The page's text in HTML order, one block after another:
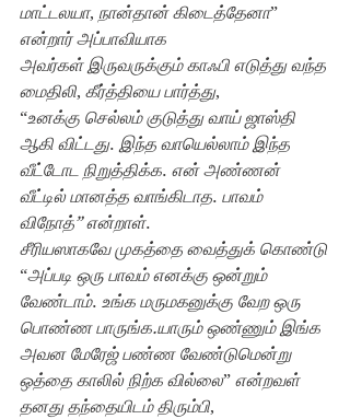
மாட்டலயா, நான்தான் கிடைத்தேனா”
அவர்கள் இருவருக்கும் காஃபி எடுத்து வந்த
மைதிலி, கீர்த்தியை பார்த்து,
“உனக்கு செல்லம் குடுத்து வாய் ஜாஸ்தி
ஆகி விட்டது. இந்த வாயெல்லாம் இந்த
வீட்டோட நிறுத்திக்க. என் அண்ணன்
வீட்டில் மானத்த வாங்கிடாத. பாவம்
விநோத்” என்றாள்.
சீரியஸாகவே முகத்தை வைத்துக் கொண்டு
“அப்படி ஒரு பாவம் எனக்கு ஒன்றும்
வேண்டாம். உங்க மருமகனுக்கு வேற ஒரு
பொண்ண பாருங்க.யாரும் ஒண்ணும் இங்க
அவன மேரேஜ் பண்ண வேண்டுமென்று
ஒத்தை காலில் நிற்க வில்லை” என்றவள்
தனது த‌ந்தையிடம் திரும்பி,